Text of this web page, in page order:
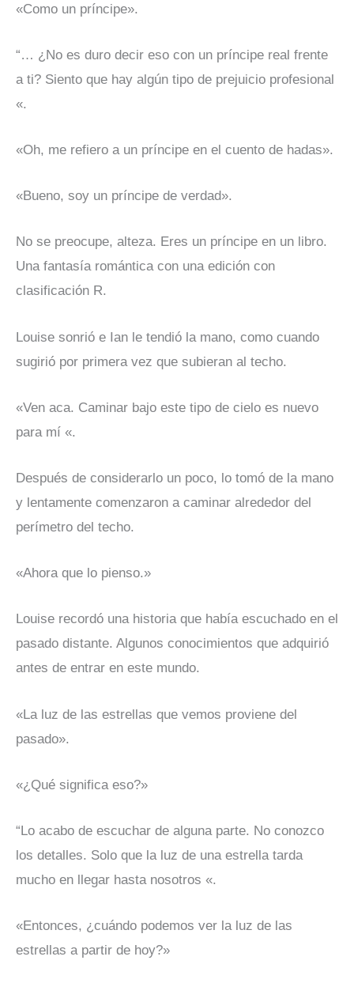
«Como un príncipe».
“… ¿No es duro decir eso con un príncipe real frente
a ti? Siento que hay algún tipo de prejuicio profesional
«.
«Oh, me refiero a un príncipe en el cuento de hadas».
«Bueno, soy un príncipe de verdad».
No se preocupe, alteza. Eres un príncipe en un libro.
Una fantasía romántica con una edición con
clasificación R.
Louise sonrió e Ian le tendió la mano, como cuando
sugirió por primera vez que subieran al techo.
«Ven aca. Caminar bajo este tipo de cielo es nuevo
para mí «.
Después de considerarlo un poco, lo tomó de la mano
y lentamente comenzaron a caminar alrededor del
perímetro del techo.
«Ahora que lo pienso.»
Louise recordó una historia que había escuchado en el
pasado distante. Algunos conocimientos que adquirió
antes de entrar en este mundo.
«La luz de las estrellas que vemos proviene del
pasado».
«¿Qué significa eso?»
“Lo acabo de escuchar de alguna parte. No conozco
los detalles. Solo que la luz de una estrella tarda
mucho en llegar hasta nosotros «.
«Entonces, ¿cuándo podemos ver la luz de las
estrellas a partir de hoy?»